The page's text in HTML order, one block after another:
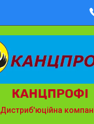
КАНЦПРОФІ
Дистриб'юційна